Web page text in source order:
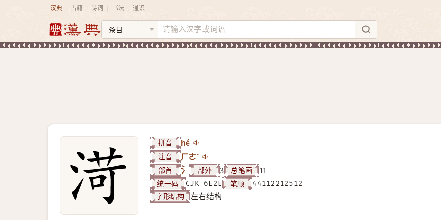
汉典 古籍 诗词 书法 通识
拼音 hé
注音 ㄏㄜˊ
部首 氵 部外 3 总笔画 11
统一码 CJK 6E2E 笔顺 44112212512
字形结构 左右结构